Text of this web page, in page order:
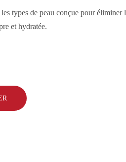
types de peau conçue pour éliminer
et hydratée.